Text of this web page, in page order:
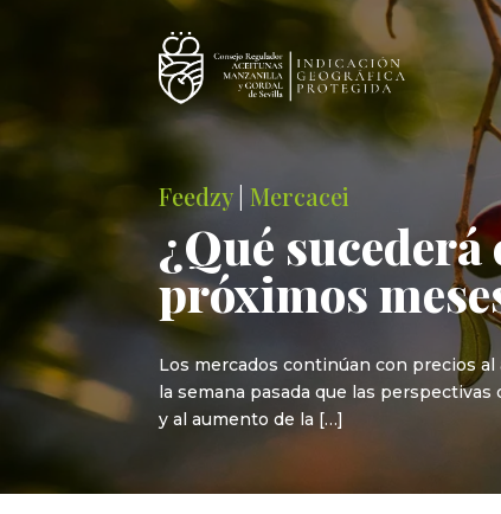
Feedzy|Mercacei
¿Qué
próximos
Los mercados continúan con precios
la semana pasada que las
y al aumento de la […]